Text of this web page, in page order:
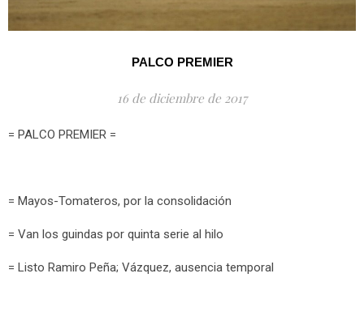
PALCO PREMIER
16 de diciembre de 2017
= PALCO PREMIER =
= Mayos-Tomateros, por la consolidación
= Van los guindas por quinta serie al hilo
= Listo Ramiro Peña; Vázquez, ausencia temporal